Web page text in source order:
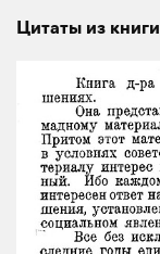
Цитаты из книги